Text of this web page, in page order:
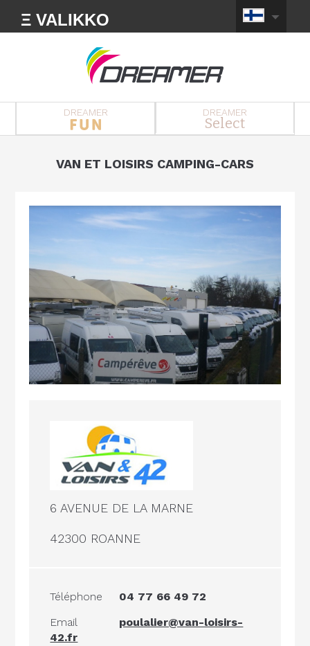
Ξ VALIKKO
DREAMER DREAMER
Select
VAN ET LOISIRS CAMPING-CARS
6 AVENUE DE LA MARNE
42300 ROANNE
Téléphone
04 77 66 49 72
Email
poulalier@van-loisirs-
42.fr